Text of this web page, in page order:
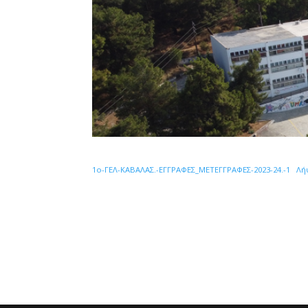
1ο-ΓΕΛ-ΚΑΒΑΛΑΣ.-ΕΓΓΡΑΦΕΣ_ΜΕΤΕΓΓΡΑΦΕΣ-2023-24.-1